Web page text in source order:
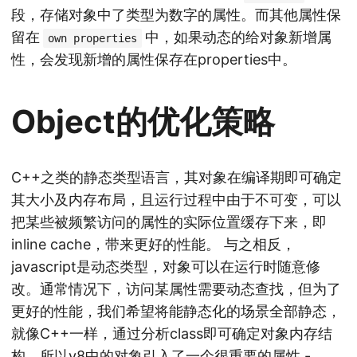
段，存储对象中了类型为数字的属性。而其他属性保
留在
own properties
中，如果动态的给对象新增属
性，会发现新增的属性保存在properties中。
Object的优化策略
C++之类的静态类型语言，其对象在编译期即可确定
其大小及内存布局，且运行过程中由于不可变，可以
把某些被频繁访问的属性的实际位置缓存下来，即
inline cache，带来更好的性能。 与之相反，
javascript是动态类型，对象可以在运行时随意修
改。通常情况下，访问某属性需要动态查找，但为了
更好的性能，我们希望将能静态化的场景全部静态，
就像C++一样，通过分析class即可确定对象内存结